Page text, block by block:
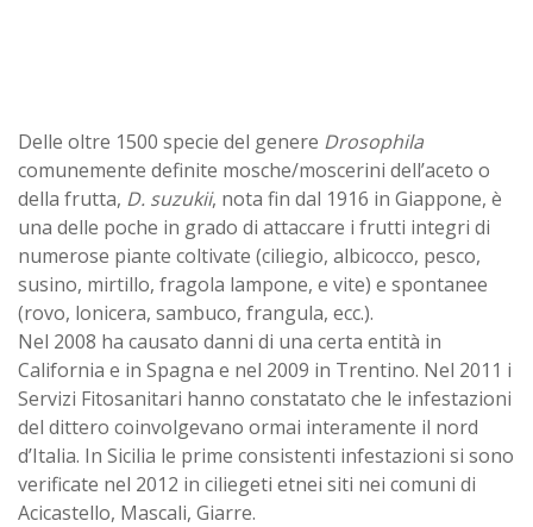
Delle oltre 1500 specie del genere Drosophila
comunemente definite mosche/moscerini dell’aceto o
della frutta, D. suzukii, nota fin dal 1916 in Giappone, è
una delle poche in grado di attaccare i frutti integri di
numerose piante coltivate (ciliegio, albicocco, pesco,
susino, mirtillo, fragola lampone, e vite) e spontanee
(rovo, lonicera, sambuco, frangula, ecc.).
Nel 2008 ha causato danni di una certa entità in
California e in Spagna e nel 2009 in Trentino. Nel 2011 i
Servizi Fitosanitari hanno constatato che le infestazioni
del dittero coinvolgevano ormai interamente il nord
d’Italia. In Sicilia le prime consistenti infestazioni si sono
verificate nel 2012 in ciliegeti etnei siti nei comuni di
Acicastello, Mascali, Giarre.